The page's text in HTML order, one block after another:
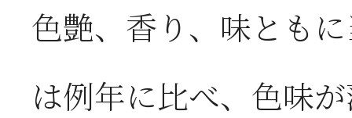
色艶、香り、味とも
は例年に比べ、色味